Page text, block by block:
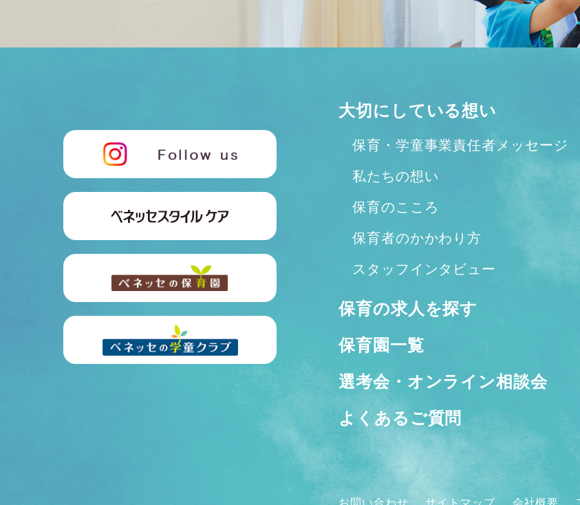
大切にしている想い
保育・学童事業責任者メッセージ
私たちの想い
保育のこころ
保育者のかかわり方
スタッフインタビュー
保育の求人を探す
保育園一覧
選考会・オンライン相談会
よくあるご質問
お問い合わせ サイトマップ 会社概要